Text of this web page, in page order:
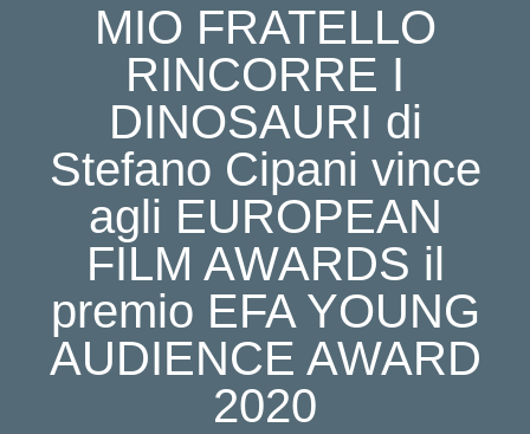
MIO FRATELLO
RINCORRE I
DINOSAURI di
Stefano Cipani vince
agli EUROPEAN
FILM AWARDS il
premio EFA YOUNG
AUDIENCE AWARD
2020